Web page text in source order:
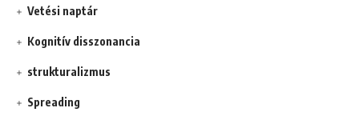
Vetési naptár
Kognitív disszonancia
strukturalizmus
Spreading